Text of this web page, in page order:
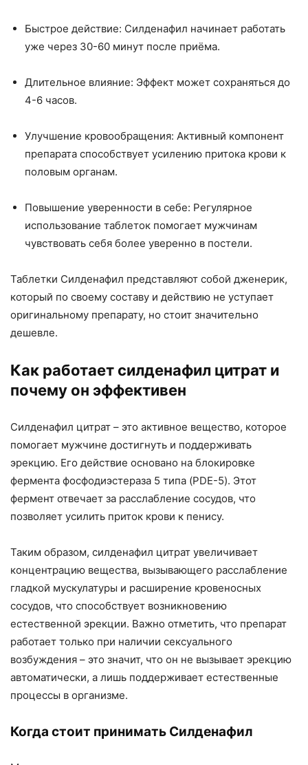
Быстрое действие: Силденафил начинает работать
уже через 30-60 минут после приёма.
Длительное влияние: Эффект может сохраняться до
4-6 часов.
Улучшение кровообращения: Активный компонент
препарата способствует усилению притока крови к
половым органам.
Повышение уверенности в себе: Регулярное
использование таблеток помогает мужчинам
чувствовать себя более уверенно в постели.
Таблетки Силденафил представляют собой дженерик,
который по своему составу и действию не уступает
оригинальному препарату, но стоит значительно
дешевле.
Как работает силденафил цитрат и
почему он эффективен
Силденафил цитрат – это активное вещество, которое
помогает мужчине достигнуть и поддерживать
эрекцию. Его действие основано на блокировке
фермента фосфодиэстераза 5 типа (PDE-5). Этот
фермент отвечает за расслабление сосудов, что
позволяет усилить приток крови к пенису.
Таким образом, силденафил цитрат увеличивает
концентрацию вещества, вызывающего расслабление
гладкой мускулатуры и расширение кровеносных
сосудов, что способствует возникновению
естественной эрекции. Важно отметить, что препарат
работает только при наличии сексуального
возбуждения – это значит, что он не вызывает эрекцию
автоматически, а лишь поддерживает естественные
процессы в организме.
Когда стоит принимать Силденафил